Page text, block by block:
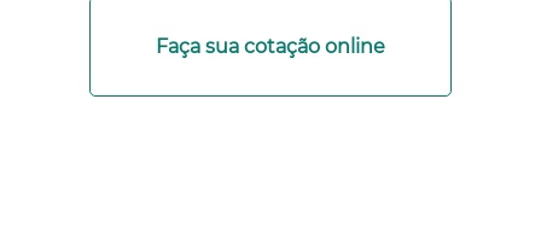
Faça sua cotação online